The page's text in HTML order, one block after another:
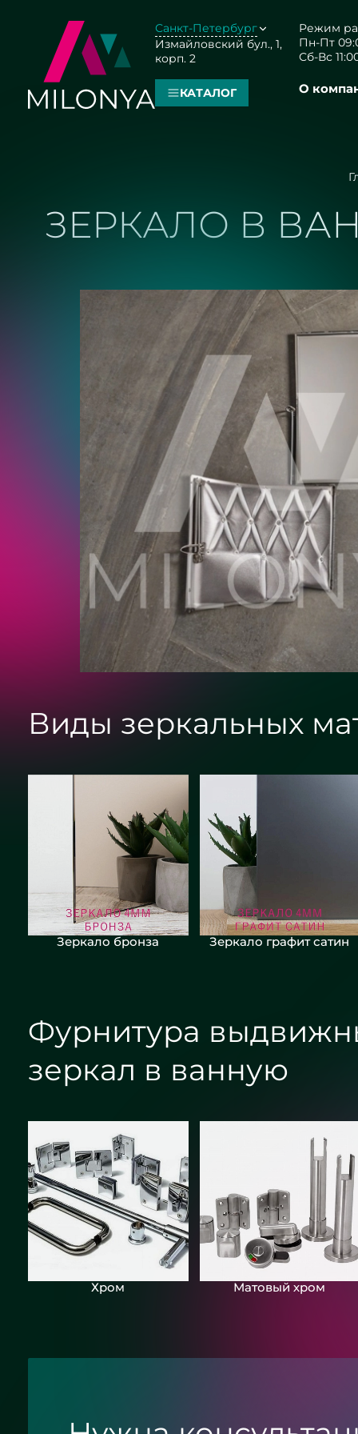
Санкт-Петербург
Измайловский бул., 1,
корп. 2
Режим
Пн-Пт
Сб-Вс
КАТАЛОГ О
ЗЕРКАЛО В
Виды зеркальных
Зеркало бронза Зеркало графит сатин
Фурнитура
зеркал в ванную
Хром Матовый хром